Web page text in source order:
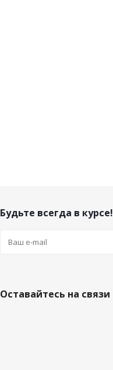
Будьте всегда в курсе!
Оставайтесь на связи